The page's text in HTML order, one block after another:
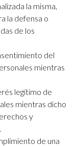
la misma,
la defensa o
de los
del
mientras
legítimo de
mientras dicho
y
de una